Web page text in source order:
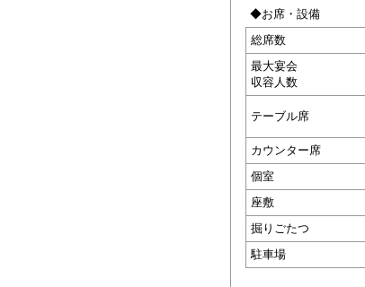
◆お席・設備
総席数
最大宴会
収容人数
テーブル席
カウンター席
個室
座敷
掘りごたつ
駐車場